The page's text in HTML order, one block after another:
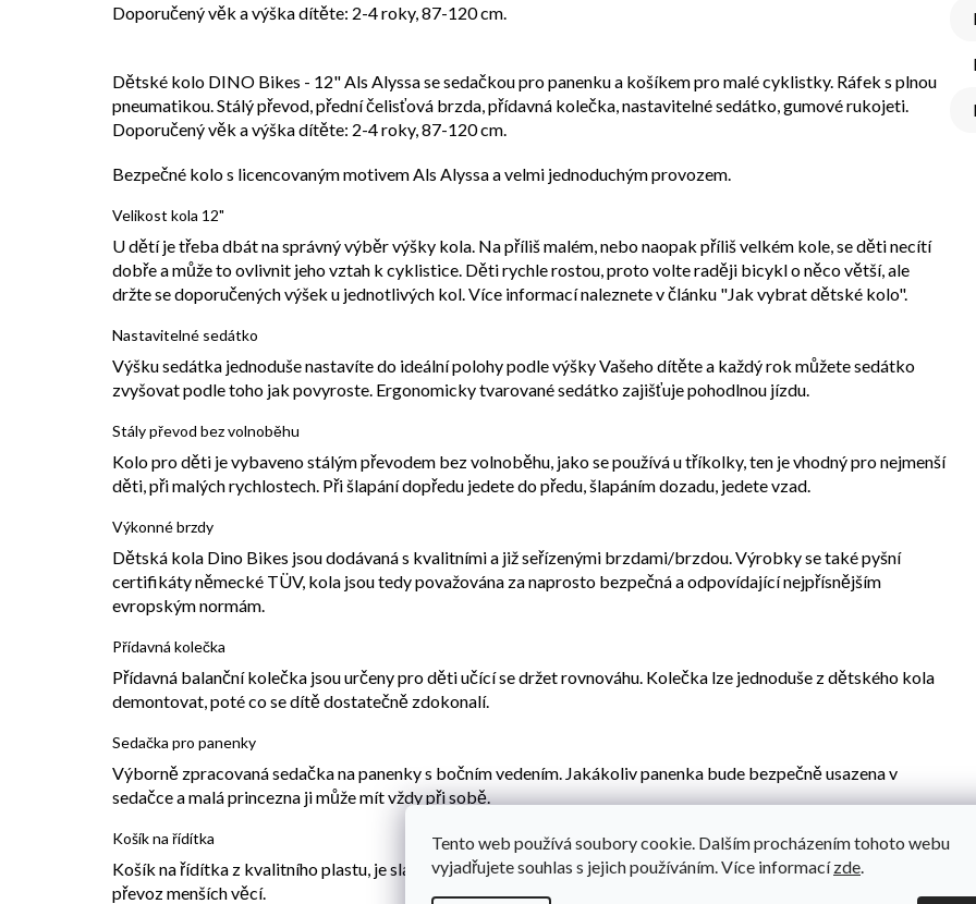
Tento web používá soubory cookie. Dalším procházením tohoto webu
vyjadřujete souhlas s jejich používáním. Více informacízde.
Doporučený věk a výška dítěte: 2-4 roky, 87-120 cm.
Dětské kolo DINO Bikes - 12" Als Alyssa se sedačkou pro panenku a košíkem pro malé cyklistky. Ráfek s plnou
pneumatikou. Stálý převod, přední čelisťová brzda, přídavná kolečka, nastavitelné sedátko, gumové rukojeti.
Doporučený věk a výška dítěte: 2-4 roky, 87-120 cm.
Bezpečné kolo s licencovaným motivem Als Alyssa a velmi jednoduchým provozem.
Velikost kola 12"
U dětí je třeba dbát na správný výběr výšky kola. Na příliš malém, nebo naopak příliš velkém kole, se děti necítí
dobře a může to ovlivnit jeho vztah k cyklistice. Děti rychle rostou, proto volte raději bicykl o něco větší, ale
držte se doporučených výšek u jednotlivých kol. Více informací naleznete v článku "Jak vybrat dětské kolo".
Nastavitelné sedátko
Výšku sedátka jednoduše nastavíte do ideální polohy podle výšky Vašeho dítěte a každý rok můžete sedátko
zvyšovat podle toho jak povyroste. Ergonomicky tvarované sedátko zajišťuje pohodlnou jízdu.
Stály převod bez volnoběhu
Kolo pro děti je vybaveno stálým převodem bez volnoběhu, jako se používá u tříkolky, ten je vhodný pro nejmenší
děti, při malých rychlostech. Při šlapání dopředu jedete do předu, šlapáním dozadu, jedete vzad.
Výkonné brzdy
Dětská kola Dino Bikes jsou dodávaná s kvalitními a již seřízenými brzdami/brzdou. Výrobky se také pyšní
certifikáty německé TÜV, kola jsou tedy považována za naprosto bezpečná a odpovídající nejpřísnějším
evropským normám.
Přídavná kolečka
Přídavná balanční kolečka jsou určeny pro děti učící se držet rovnováhu. Kolečka lze jednoduše z dětského kola
demontovat, poté co se dítě dostatečně zdokonalí.
Sedačka pro panenky
Výborně zpracovaná sedačka na panenky s bočním vedením. Jakákoliv panenka bude bezpečně usazena v
sedačce a malá princezna ji může mít vždy při sobě.
Košík na řídítka
Košík na řídítka z kvalitního plastu, je sladěný s motivem dětského kola. Slouží jako praktický box pro odložení a
převoz menších věcí.